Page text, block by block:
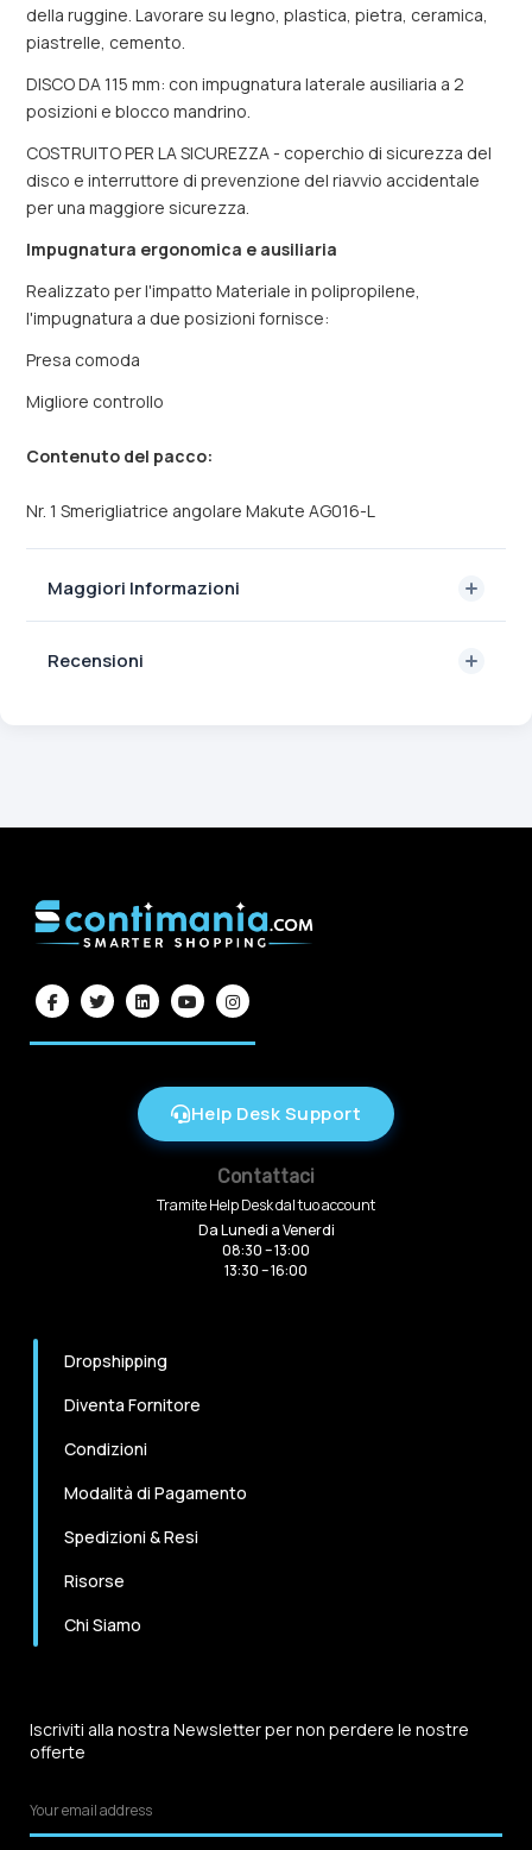
della ruggine. Lavorare su legno, plastica, pietra, ceramica,
piastrelle, cemento.
DISCO DA 115 mm: con impugnatura laterale ausiliaria a 2
posizioni e blocco mandrino.
COSTRUITO PER LA SICUREZZA - coperchio di sicurezza del
disco e interruttore di prevenzione del riavvio accidentale
per una maggiore sicurezza.
Impugnatura ergonomica e ausiliaria
Realizzato per l'impatto Materiale in polipropilene,
l'impugnatura a due posizioni fornisce:
Presa comoda
Migliore controllo
Contenuto del pacco:
Nr. 1 Smerigliatrice angolare Makute AG016-L
Maggiori Informazioni
Recensioni
Help Desk Support
Contattaci
Tramite Help Desk dal tuo account
Da Lunedi a Venerdi
08:30 – 13:00
13:30 – 16:00
Dropshipping
Diventa Fornitore
Condizioni
Modalità di Pagamento
Spedizioni & Resi
Risorse
Chi Siamo
Iscriviti alla nostra Newsletter per non perdere le nostre
offerte